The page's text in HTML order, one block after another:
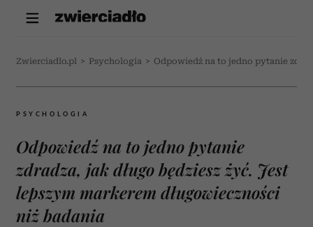
Zwierciadlo.pl > Psychologia > Odpowiedź na to jedno pytanie
PSYCHOLOGIA
Odpowiedź na to jedno pytanie
zdradza, jak długo będziesz żyć. Jest
lepszym markerem długowieczności
niż badania